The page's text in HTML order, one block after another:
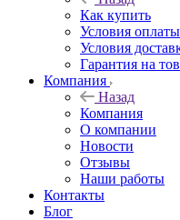
Как купить
Условия оплаты
Условия
Гарантия на
Компания
Назад
Компания
О компании
Новости
Отзывы
Наши работы
Контакты
Блог